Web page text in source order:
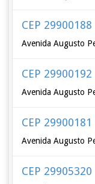
CEP 29900188
Avenida Augusto
CEP 29900192
Avenida Augusto
CEP 29900181
Avenida Augusto
CEP 29905320